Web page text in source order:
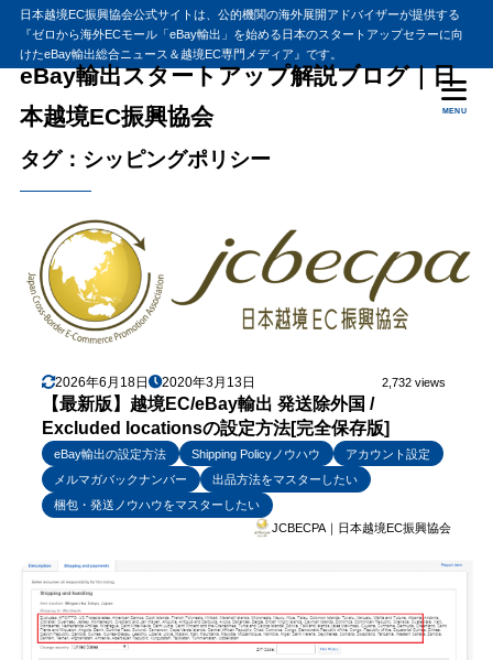
日本越境EC振興協会公式サイトは、公的機関の海外展開アドバイザーが提供する
『ゼロから海外ECモール「eBay輸出」を始める日本のスタートアップセラーに向
けたeBay輸出総合ニュース＆越境EC専門メディア』です。
eBay輸出スタートアップ解説ブログ｜日
本越境EC振興協会
MENU
タグ：シッピングポリシー
2026年6月18日 2020年3月13日 2,732 views
【最新版】越境EC/eBay輸出 発送除外国 /
Excluded locationsの設定方法[完全保存版]
eBay輸出の設定方法 Shipping Policyノウハウ
アカウント設定
メルマガバックナンバー
出品方法をマスターしたい
梱包・発送ノウハウをマスターしたい
JCBECPA｜日本越境EC振興協会